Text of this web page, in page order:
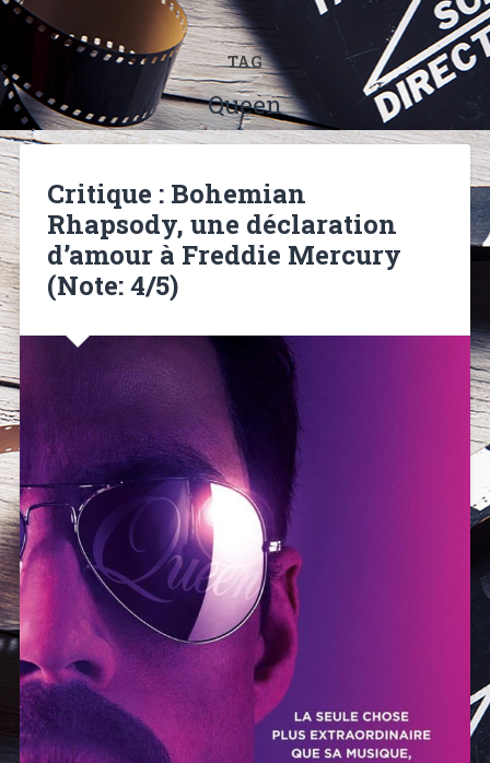
TAG
Queen
Critique : Bohemian
Rhapsody, une déclaration
d’amour à Freddie Mercury
(Note: 4/5)